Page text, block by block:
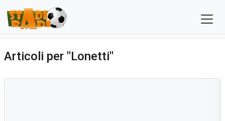
Articoli per "Lonetti"